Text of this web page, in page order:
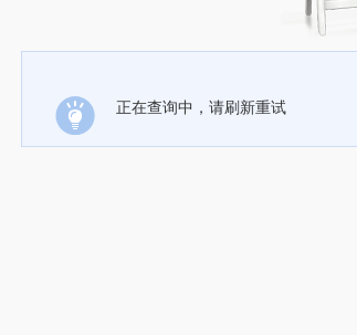
正在查询中，请刷新重试